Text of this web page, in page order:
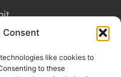
Consent
like cookies to
to these
the Study of Religion
for the History of